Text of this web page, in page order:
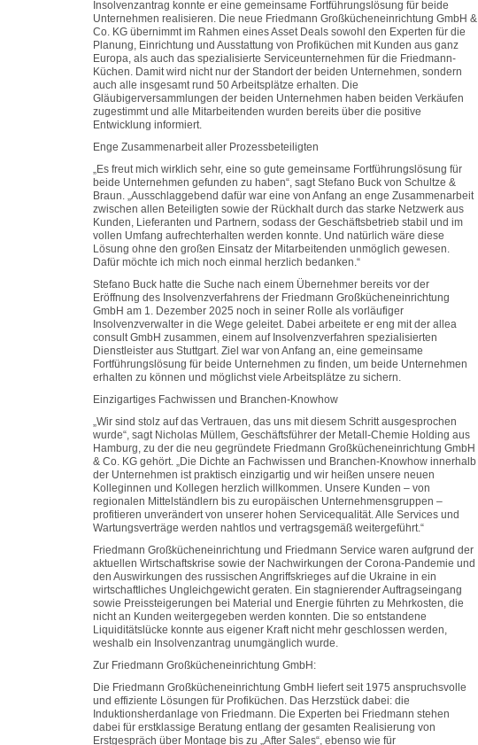
Insolvenzantrag konnte er eine gemeinsame Fortführungslösung für beide
Unternehmen realisieren. Die neue Friedmann Großkücheneinrichtung GmbH &
Co. KG übernimmt im Rahmen eines Asset Deals sowohl den Experten für die
Planung, Einrichtung und Ausstattung von Profiküchen mit Kunden aus ganz
Europa, als auch das spezialisierte Serviceunternehmen für die Friedmann-
Küchen. Damit wird nicht nur der Standort der beiden Unternehmen, sondern
auch alle insgesamt rund 50 Arbeitsplätze erhalten. Die
Gläubigerversammlungen der beiden Unternehmen haben beiden Verkäufen
zugestimmt und alle Mitarbeitenden wurden bereits über die positive
Entwicklung informiert.
Enge Zusammenarbeit aller Prozessbeteiligten
„Es freut mich wirklich sehr, eine so gute gemeinsame Fortführungslösung für
beide Unternehmen gefunden zu haben“, sagt Stefano Buck von Schultze &
Braun. „Ausschlaggebend dafür war eine von Anfang an enge Zusammenarbeit
zwischen allen Beteiligten sowie der Rückhalt durch das starke Netzwerk aus
Kunden, Lieferanten und Partnern, sodass der Geschäftsbetrieb stabil und im
vollen Umfang aufrechterhalten werden konnte. Und natürlich wäre diese
Lösung ohne den großen Einsatz der Mitarbeitenden unmöglich gewesen.
Dafür möchte ich mich noch einmal herzlich bedanken.“
Stefano Buck hatte die Suche nach einem Übernehmer bereits vor der
Eröffnung des Insolvenzverfahrens der Friedmann Großkücheneinrichtung
GmbH am 1. Dezember 2025 noch in seiner Rolle als vorläufiger
Insolvenzverwalter in die Wege geleitet. Dabei arbeitete er eng mit der allea
consult GmbH zusammen, einem auf Insolvenzverfahren spezialisierten
Dienstleister aus Stuttgart. Ziel war von Anfang an, eine gemeinsame
Fortführungslösung für beide Unternehmen zu finden, um beide Unternehmen
erhalten zu können und möglichst viele Arbeitsplätze zu sichern.
Einzigartiges Fachwissen und Branchen-Knowhow
„Wir sind stolz auf das Vertrauen, das uns mit diesem Schritt ausgesprochen
wurde“, sagt Nicholas Müllem, Geschäftsführer der Metall-Chemie Holding aus
Hamburg, zu der die neu gegründete Friedmann Großkücheneinrichtung GmbH
& Co. KG gehört. „Die Dichte an Fachwissen und Branchen-Knowhow innerhalb
der Unternehmen ist praktisch einzigartig und wir heißen unsere neuen
Kolleginnen und Kollegen herzlich willkommen. Unsere Kunden – von
regionalen Mittelständlern bis zu europäischen Unternehmensgruppen –
profitieren unverändert von unserer hohen Servicequalität. Alle Services und
Wartungsverträge werden nahtlos und vertragsgemäß weitergeführt.“
Friedmann Großkücheneinrichtung und Friedmann Service waren aufgrund der
aktuellen Wirtschaftskrise sowie der Nachwirkungen der Corona-Pandemie und
den Auswirkungen des russischen Angriffskrieges auf die Ukraine in ein
wirtschaftliches Ungleichgewicht geraten. Ein stagnierender Auftragseingang
sowie Preissteigerungen bei Material und Energie führten zu Mehrkosten, die
nicht an Kunden weitergegeben werden konnten. Die so entstandene
Liquiditätslücke konnte aus eigener Kraft nicht mehr geschlossen werden,
weshalb ein Insolvenzantrag unumgänglich wurde.
Zur Friedmann Großkücheneinrichtung GmbH:
Die Friedmann Großkücheneinrichtung GmbH liefert seit 1975 anspruchsvolle
und effiziente Lösungen für Profiküchen. Das Herzstück dabei: die
Induktionsherdanlage von Friedmann. Die Experten bei Friedmann stehen
dabei für erstklassige Beratung entlang der gesamten Realisierung von
Erstgespräch über Montage bis zu „After Sales“, ebenso wie für